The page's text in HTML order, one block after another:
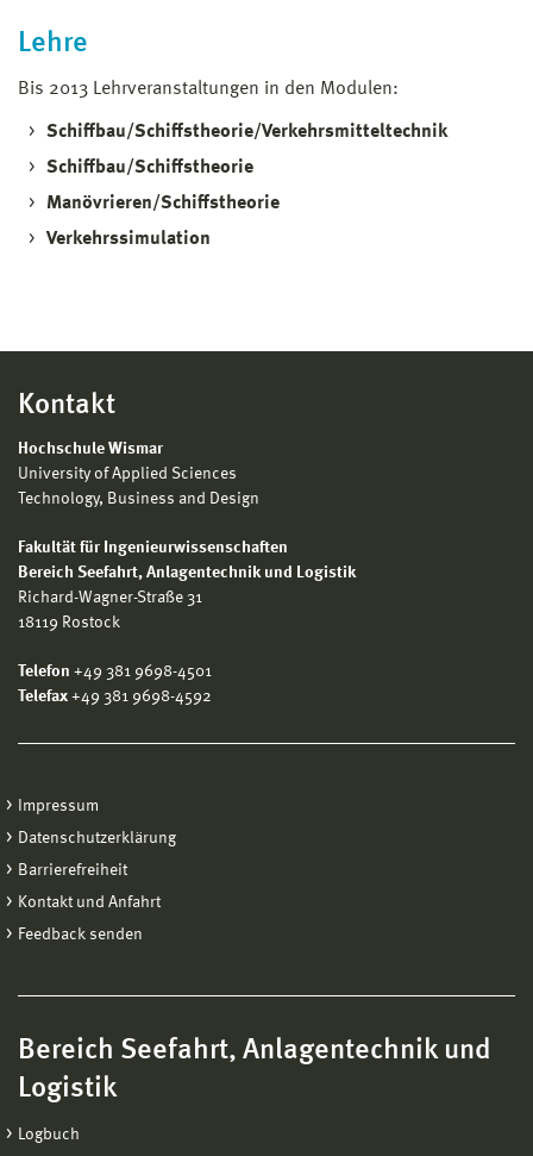
Lehre
Bis 2013 Lehrveranstaltungen in den Modulen:
Schiffbau/Schiffstheorie/Verkehrsmitteltechnik
Schiffbau/Schiffstheorie
Manövrieren/Schiffstheorie
Verkehrssimulation
Kontakt
Hochschule Wismar
University of Applied Sciences
Technology, Business and Design
Fakultät für Ingenieurwissenschaften
Bereich Seefahrt, Anlagentechnik und Logistik
Richard-Wagner-Straße 31
18119 Rostock
Telefon +49 381 9698-4501
Telefax +49 381 9698-4592
Impressum
Datenschutzerklärung
Barrierefreiheit
Kontakt und Anfahrt
Feedback senden
Bereich Seefahrt, Anlagentechnik und
Logistik
Logbuch